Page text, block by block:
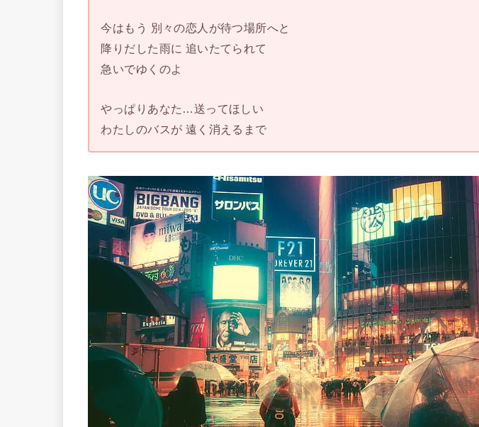
今はもう 別々の恋人が待つ場所へと
降りだした雨に 追いたてられて
急いでゆくのよ
やっぱりあなた…送ってほしい
わたしのバスが 遠く消えるまで